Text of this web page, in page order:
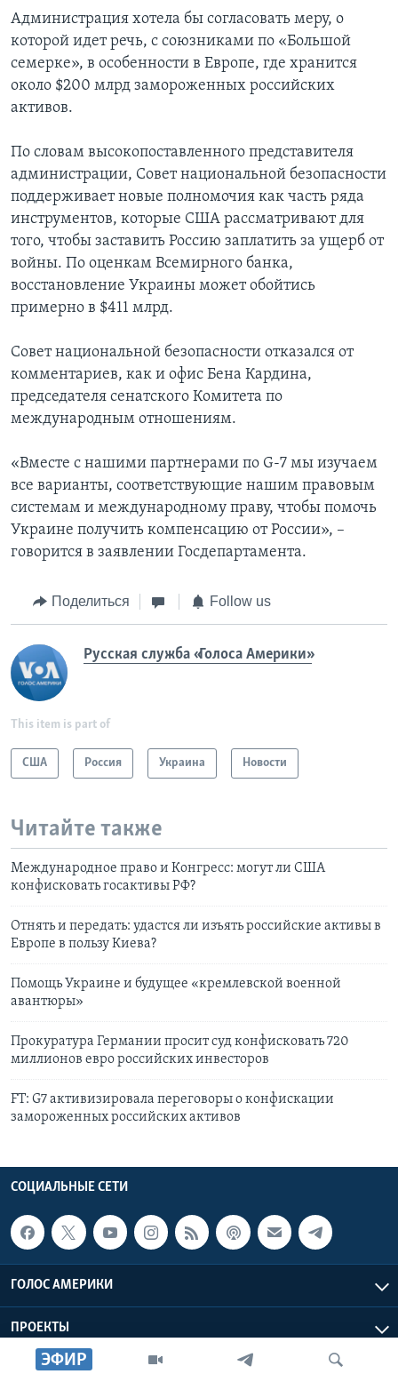
ЭФИР
Администрация хотела бы согласовать меру, о
которой идет речь, с союзниками по «Большой
семерке», в особенности в Европе, где хранится
около $200 млрд замороженных российских
активов.
По словам высокопоставленного представителя
администрации, Совет национальной безопасности
поддерживает новые полномочия как часть ряда
инструментов, которые США рассматривают для
того, чтобы заставить Россию заплатить за ущерб от
войны. По оценкам Всемирного банка,
восстановление Украины может обойтись
примерно в $411 млрд.
Совет национальной безопасности отказался от
комментариев, как и офис Бена Кардина,
председателя сенатского Комитета по
международным отношениям.
«Вместе с нашими партнерами по G-7 мы изучаем
все варианты, соответствующие нашим правовым
системам и международному праву, чтобы помочь
Украине получить компенсацию от России», –
говорится в заявлении Госдепартамента.
Поделиться Follow us
Русская служба «Голоса Америки»
This item is part of
США Россия Украина Новости
Читайте также
Международное право и Конгресс: могут ли США
конфисковать госактивы РФ?
Отнять и передать: удастся ли изъять российские активы в
Европе в пользу Киева?
Помощь Украине и будущее «кремлевской военной
авантюры»
Прокуратура Германии просит суд конфисковать 720
миллионов евро российских инвесторов
FT: G7 активизировала переговоры о конфискации
замороженных российских активов
СОЦИАЛЬНЫЕ СЕТИ
ГОЛОС АМЕРИКИ
ПРОЕКТЫ